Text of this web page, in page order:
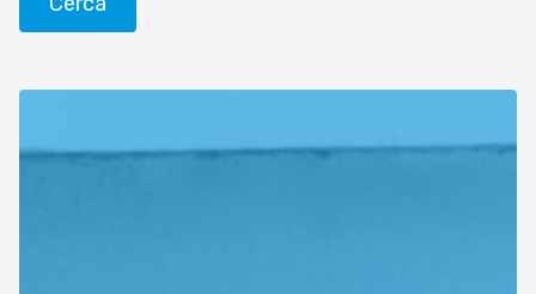
Settore arte, artigianato